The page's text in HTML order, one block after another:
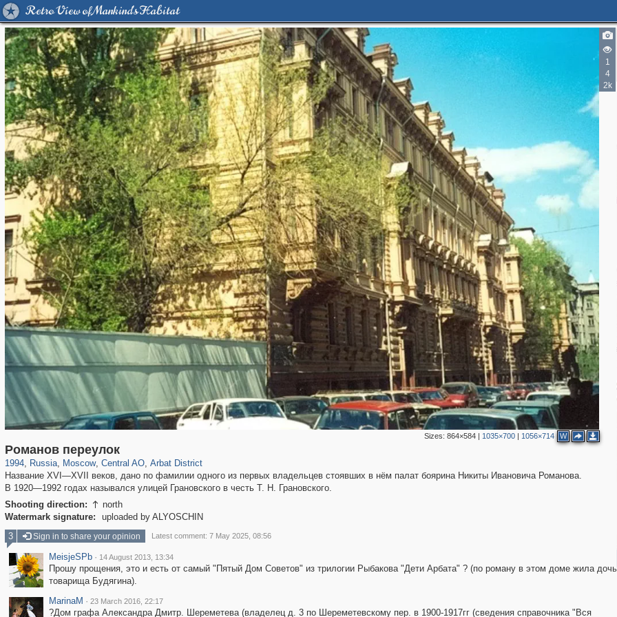
Retro View of Mankind's Habitat
1
4
2k
Sizes: 864×584| 1035×700| 1056×714 W
Романов переулок
1994, Russia
1,406,847 29,243
, Moscow
319,861 8,286
, Central AO
160,009 5,916
, Arbat District
Название XVI—XVII веков, дано по фамилии одного из первых владельцев стоявших в нём палат боярина Никиты Ивановича Романова.
В 1920—1992 годах назывался улицей Грановского в честь Т. Н. Грановского.
Shooting direction:  north
Watermark signature:
uploaded by ALYOSCHIN
2
5
3 Sign in to share your opinion Latest comment: 7 May 2025, 08:56
MeisjeSPb · 14 August 2013, 13:34
Прошу прощения, это и есть от самый "Пятый Дом Советов" из трилогии Рыбакова "Дети Арбата" ? (по роману в этом доме жила дочь
товарища Будягина).
MarinaM · 23 March 2016, 22:17
?Дом графа Александра Дмитр. Шереметева (владелец д. 3 по Шереметевскому пер. в 1900-1917гг (сведения справочника "Вся